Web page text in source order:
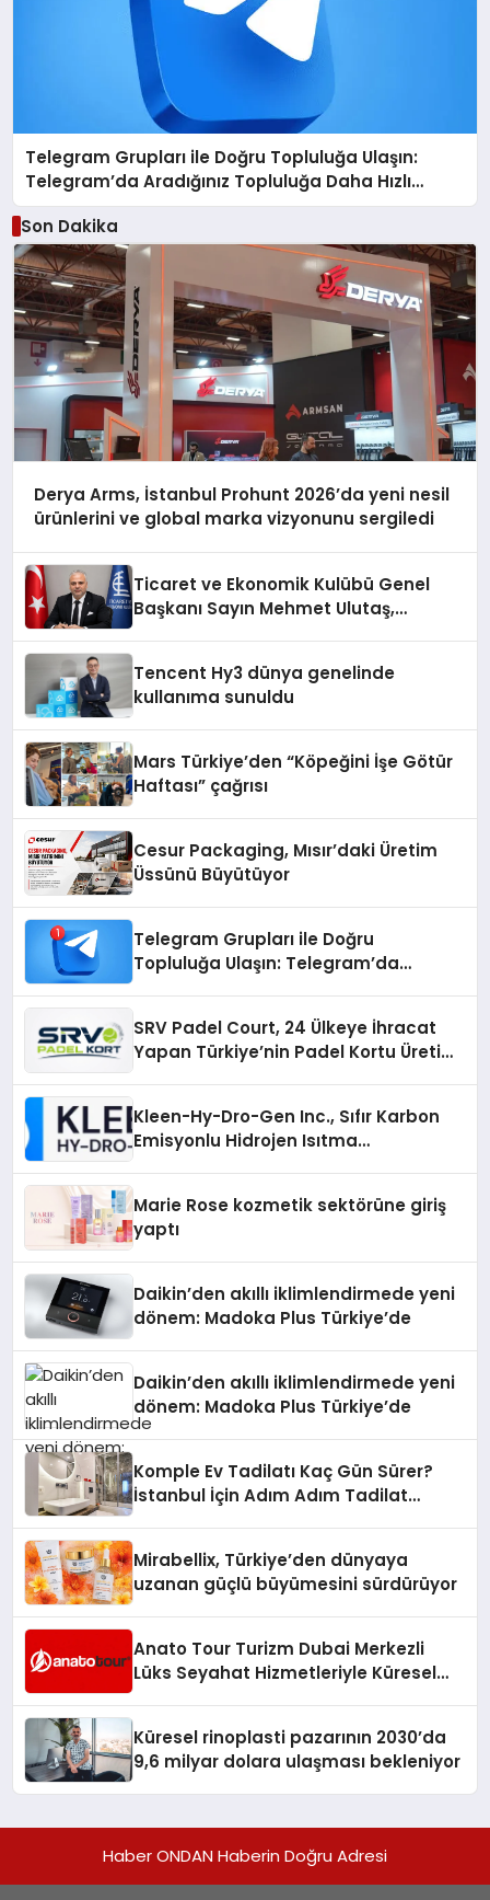
Telegram Grupları ile Doğru Topluluğa Ulaşın:
Telegram’da Aradığınız Topluluğa Daha Hızlı
Ulaşın
Son Dakika
Derya Arms, İstanbul Prohunt 2026’da yeni nesil
ürünlerini ve global marka vizyonunu sergiledi
Ticaret ve Ekonomik Kulübü Genel
Başkanı Sayın Mehmet Ulutaş,
Tencent Hy3 dünya genelinde
kullanıma sunuldu
Mars Türkiye’den “Köpeğini İşe Götür
Haftası” çağrısı
Cesur Packaging, Mısır’daki Üretim
Üssünü Büyütüyor
Telegram Grupları ile Doğru
Topluluğa Ulaşın: Telegram’da
SRV Padel Court, 24 Ülkeye İhracat
Yapan Türkiye’nin Padel Kortu Üretim
Kleen-Hy-Dro-Gen Inc., Sıfır Karbon
Emisyonlu Hidrojen Isıtma
Marie Rose kozmetik sektörüne giriş
yaptı
Daikin’den akıllı iklimlendirmede yeni
dönem: Madoka Plus Türkiye’de
Daikin’den akıllı iklimlendirmede yeni
dönem: Madoka Plus Türkiye’de
Komple Ev Tadilatı Kaç Gün Sürer?
İstanbul İçin Adım Adım Tadilat
Mirabellix, Türkiye’den dünyaya
uzanan güçlü büyümesini sürdürüyor
Anato Tour Turizm Dubai Merkezli
Lüks Seyahat Hizmetleriyle Küresel
Küresel rinoplasti pazarının 2030’da
9,6 milyar dolara ulaşması bekleniyor
Haber ONDAN Haberin Doğru Adresi